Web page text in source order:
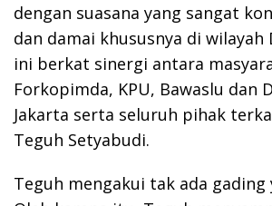
dengan suasana yang sangat
dan damai khususnya di wilayah
ini berkat sinergi antara
Forkopimda, KPU, Bawaslu dan
Jakarta serta seluruh pihak
Teguh Setyabudi.
Teguh mengakui tak ada